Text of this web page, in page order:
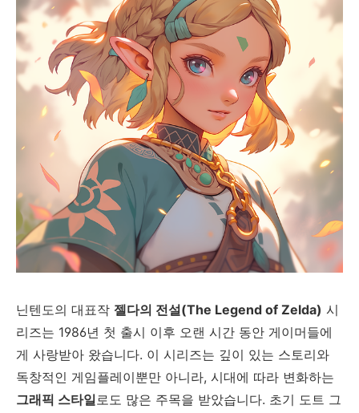
닌텐도의 대표작 젤다의 전설(The Legend of Zelda) 시
리즈는 1986년 첫 출시 이후 오랜 시간 동안 게이머들에
게 사랑받아 왔습니다. 이 시리즈는 깊이 있는 스토리와
독창적인 게임플레이뿐만 아니라, 시대에 따라 변화하는
그래픽 스타일로도 많은 주목을 받았습니다. 초기 도트 그